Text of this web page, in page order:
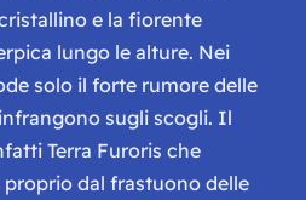
e la fiorente
lungo le alture. Nei
solo il forte rumore delle
sugli scogli. Il
Terra Furoris che
dal frastuono delle